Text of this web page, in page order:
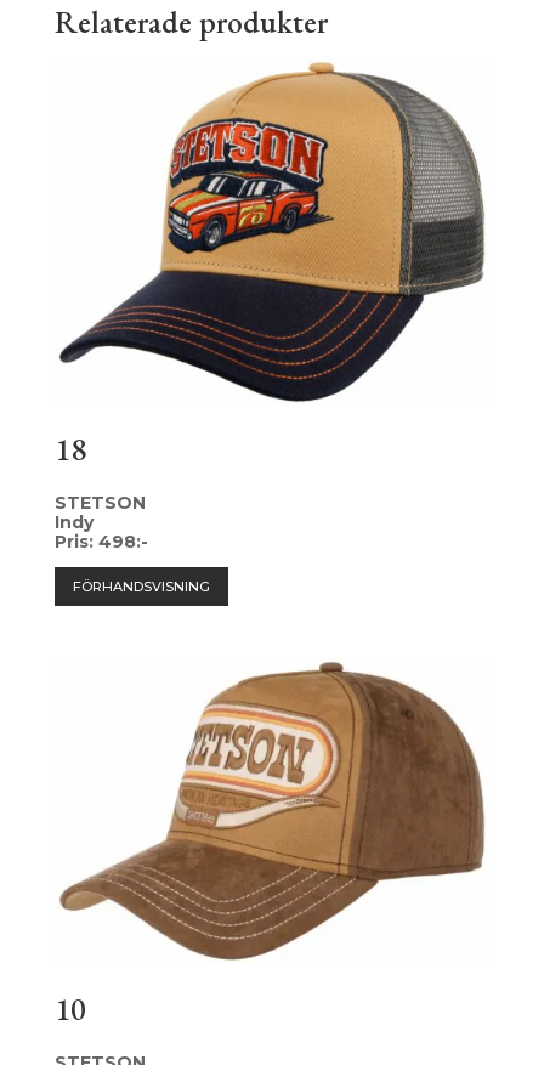
Relaterade produkter
18
STETSON
Indy
Pris: 498:-
FÖRHANDSVISNING
10